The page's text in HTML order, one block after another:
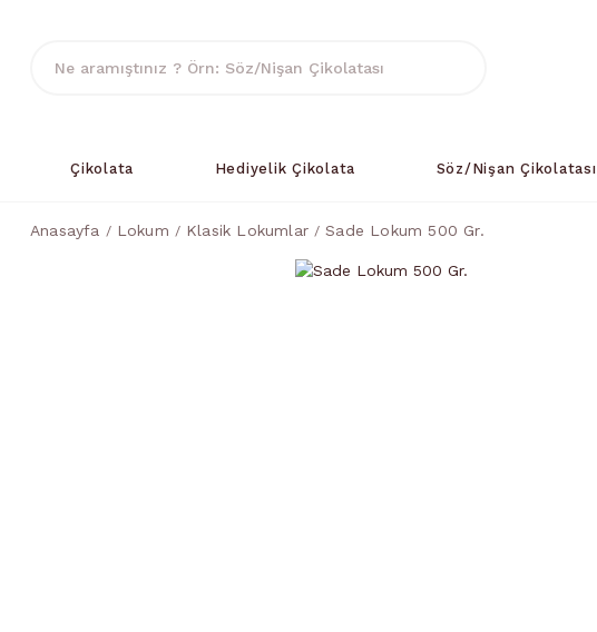
Çikolata Hediyelik Çikolata Söz/Nişan Çikolatası
Anasayfa Lokum Klasik Lokumlar Sade Lokum 500 Gr.